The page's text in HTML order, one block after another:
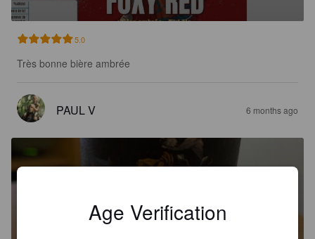
5.0
Très bonne bière ambrée
PAUL V 6 months ago
Age Verification